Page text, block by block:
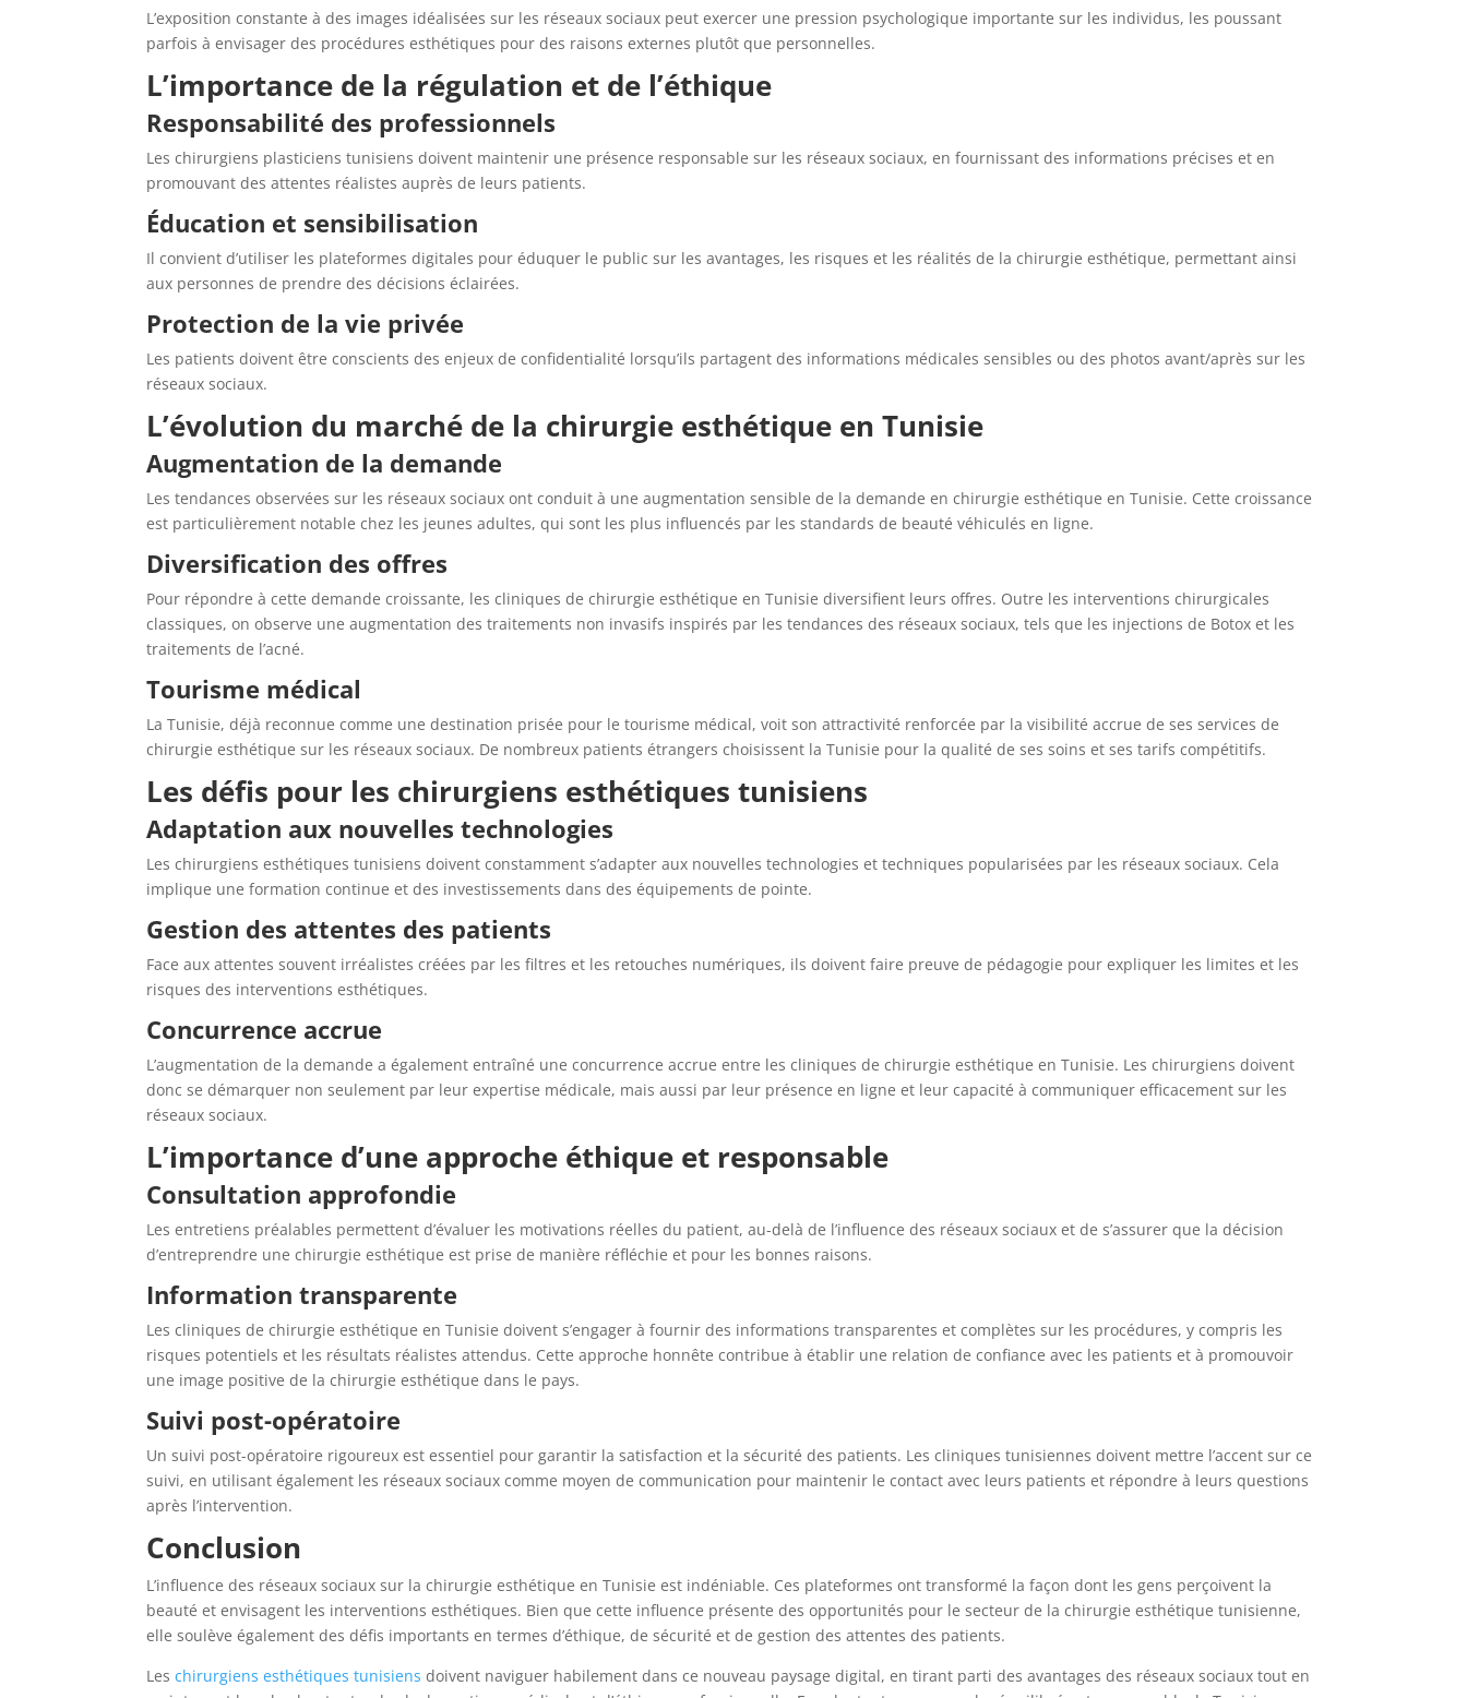
L’exposition constante à des images idéalisées sur les réseaux sociaux peut exercer une pression psychologique importante sur les individus, les poussant
parfois à envisager des procédures esthétiques pour des raisons externes plutôt que personnelles.
L’importance de la régulation et de l’éthique
Responsabilité des professionnels
Les chirurgiens plasticiens tunisiens doivent maintenir une présence responsable sur les réseaux sociaux, en fournissant des informations précises et en
promouvant des attentes réalistes auprès de leurs patients.
Éducation et sensibilisation
Il convient d’utiliser les plateformes digitales pour éduquer le public sur les avantages, les risques et les réalités de la chirurgie esthétique, permettant ainsi
aux personnes de prendre des décisions éclairées.
Protection de la vie privée
Les patients doivent être conscients des enjeux de confidentialité lorsqu’ils partagent des informations médicales sensibles ou des photos avant/après sur les
réseaux sociaux.
L’évolution du marché de la chirurgie esthétique en Tunisie
Augmentation de la demande
Les tendances observées sur les réseaux sociaux ont conduit à une augmentation sensible de la demande en chirurgie esthétique en Tunisie. Cette croissance
est particulièrement notable chez les jeunes adultes, qui sont les plus influencés par les standards de beauté véhiculés en ligne.
Diversification des offres
Pour répondre à cette demande croissante, les cliniques de chirurgie esthétique en Tunisie diversifient leurs offres. Outre les interventions chirurgicales
classiques, on observe une augmentation des traitements non invasifs inspirés par les tendances des réseaux sociaux, tels que les injections de Botox et les
traitements de l’acné.
Tourisme médical
La Tunisie, déjà reconnue comme une destination prisée pour le tourisme médical, voit son attractivité renforcée par la visibilité accrue de ses services de
chirurgie esthétique sur les réseaux sociaux. De nombreux patients étrangers choisissent la Tunisie pour la qualité de ses soins et ses tarifs compétitifs.
Les défis pour les chirurgiens esthétiques tunisiens
Adaptation aux nouvelles technologies
Les chirurgiens esthétiques tunisiens doivent constamment s’adapter aux nouvelles technologies et techniques popularisées par les réseaux sociaux. Cela
implique une formation continue et des investissements dans des équipements de pointe.
Gestion des attentes des patients
Face aux attentes souvent irréalistes créées par les filtres et les retouches numériques, ils doivent faire preuve de pédagogie pour expliquer les limites et les
risques des interventions esthétiques.
Concurrence accrue
L’augmentation de la demande a également entraîné une concurrence accrue entre les cliniques de chirurgie esthétique en Tunisie. Les chirurgiens doivent
donc se démarquer non seulement par leur expertise médicale, mais aussi par leur présence en ligne et leur capacité à communiquer efficacement sur les
réseaux sociaux.
L’importance d’une approche éthique et responsable
Consultation approfondie
Les entretiens préalables permettent d’évaluer les motivations réelles du patient, au-delà de l’influence des réseaux sociaux et de s’assurer que la décision
d’entreprendre une chirurgie esthétique est prise de manière réfléchie et pour les bonnes raisons.
Information transparente
Les cliniques de chirurgie esthétique en Tunisie doivent s’engager à fournir des informations transparentes et complètes sur les procédures, y compris les
risques potentiels et les résultats réalistes attendus. Cette approche honnête contribue à établir une relation de confiance avec les patients et à promouvoir
une image positive de la chirurgie esthétique dans le pays.
Suivi post-opératoire
Un suivi post-opératoire rigoureux est essentiel pour garantir la satisfaction et la sécurité des patients. Les cliniques tunisiennes doivent mettre l’accent sur ce
suivi, en utilisant également les réseaux sociaux comme moyen de communication pour maintenir le contact avec leurs patients et répondre à leurs questions
après l’intervention.
Conclusion
L’influence des réseaux sociaux sur la chirurgie esthétique en Tunisie est indéniable. Ces plateformes ont transformé la façon dont les gens perçoivent la
beauté et envisagent les interventions esthétiques. Bien que cette influence présente des opportunités pour le secteur de la chirurgie esthétique tunisienne,
elle soulève également des défis importants en termes d’éthique, de sécurité et de gestion des attentes des patients.
Leschirurgiens esthétiques tunisiens doivent naviguer habilement dans ce nouveau paysage digital, en tirant parti des avantages des réseaux sociaux tout en